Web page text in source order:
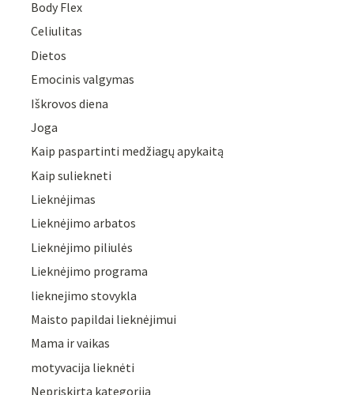
Body Flex
Celiulitas
Dietos
Emocinis valgymas
Iškrovos diena
Joga
Kaip paspartinti medžiagų apykaitą
Kaip suliekneti
Lieknėjimas
Lieknėjimo arbatos
Lieknėjimo piliulės
Lieknėjimo programa
lieknejimo stovykla
Maisto papildai lieknėjimui
Mama ir vaikas
motyvacija lieknėti
Nepriskirta kategorija